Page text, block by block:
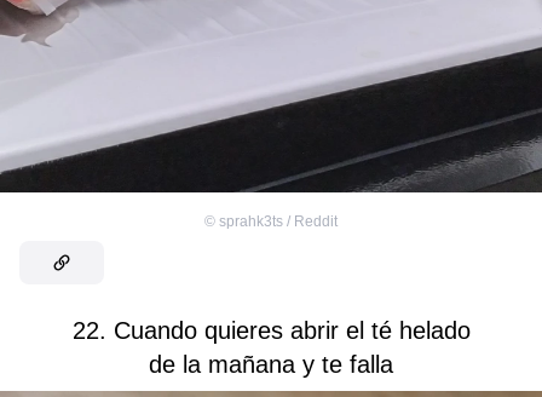
© sprahk3ts / Reddit
22. Cuando quieres abrir el té helado
de la mañana y te falla